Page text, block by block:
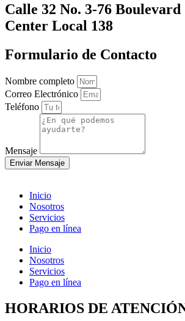
Calle 32 No. 3-76 Boulevard
Center Local 138
Formulario de Contacto
Nombre completo
Correo Electrónico
Teléfono
Mensaje
Enviar Mensaje
Inicio
Nosotros
Servicios
Pago en línea
Inicio
Nosotros
Servicios
Pago en línea
HORARIOS DE